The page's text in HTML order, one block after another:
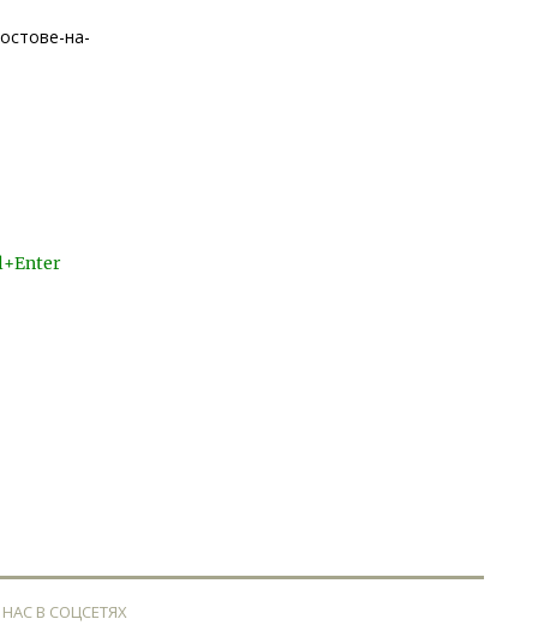
на-
В СОЦСЕТЯХ